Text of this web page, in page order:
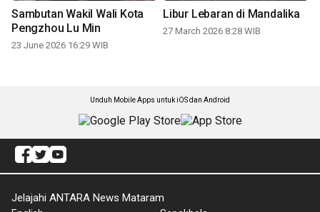
Sambutan Wakil Wali Kota
Pengzhou Lu Min
23 June 2026 16:29 WIB
Libur Lebaran di Mandalika
27 March 2026 8:28 WIB
Unduh Mobile Apps untuk iOS dan Android
Jelajahi ANTARA News Mataram